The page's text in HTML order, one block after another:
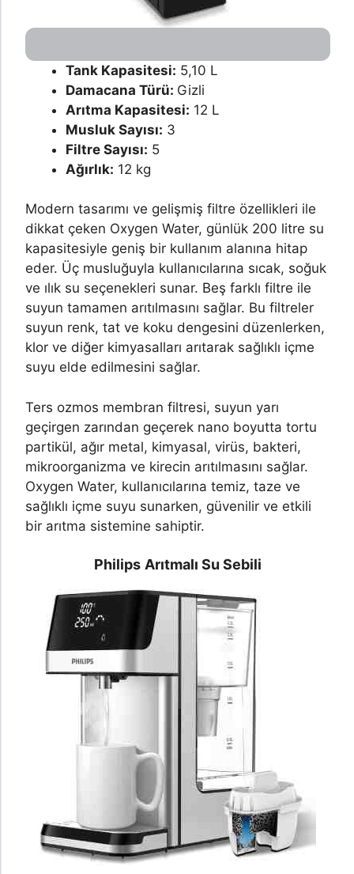
Tank Kapasitesi: 5,10 L
Damacana Türü: Gizli
Arıtma Kapasitesi: 12 L
Musluk Sayısı: 3
Filtre Sayısı: 5
Ağırlık: 12 kg
Modern tasarımı ve gelişmiş filtre özellikleri ile
dikkat çeken Oxygen Water, günlük 200 litre su
kapasitesiyle geniş bir kullanım alanına hitap
eder. Üç musluğuyla kullanıcılarına sıcak, soğuk
ve ılık su seçenekleri sunar. Beş farklı filtre ile
suyun tamamen arıtılmasını sağlar. Bu filtreler
suyun renk, tat ve koku dengesini düzenlerken,
klor ve diğer kimyasalları arıtarak sağlıklı içme
suyu elde edilmesini sağlar.
Ters ozmos membran filtresi, suyun yarı
geçirgen zarından geçerek nano boyutta tortu
partikül, ağır metal, kimyasal, virüs, bakteri,
mikroorganizma ve kirecin arıtılmasını sağlar.
Oxygen Water, kullanıcılarına temiz, taze ve
sağlıklı içme suyu sunarken, güvenilir ve etkili
bir arıtma sistemine sahiptir.
Philips Arıtmalı Su Sebili